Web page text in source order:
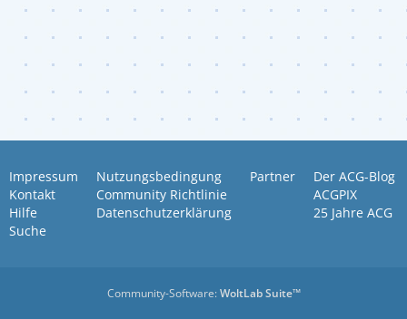
Impressum
Kontakt
Hilfe
Suche
Nutzungsbedingung
Community Richtlinie
Datenschutzerklärung
Partner
Der ACG-Blog
ACGPIX
25 Jahre ACG
Community-Software:WoltLab Suite™